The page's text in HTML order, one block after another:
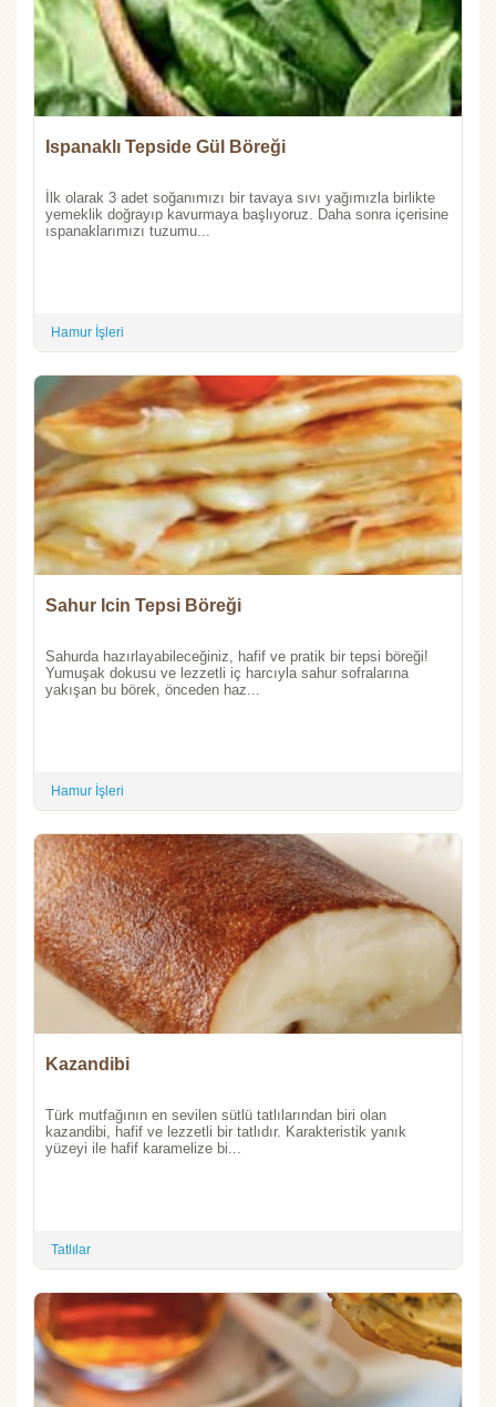
Ispanaklı Tepside Gül Böreği
İlk olarak 3 adet soğanımızı bir tavaya sıvı yağımızla birlikte
yemeklik doğrayıp kavurmaya başlıyoruz. Daha sonra içerisine
ıspanaklarımızı tuzumu...
Hamur İşleri
Sahur Icin Tepsi Böreği
Sahurda hazırlayabileceğiniz, hafif ve pratik bir tepsi böreği!
Yumuşak dokusu ve lezzetli iç harcıyla sahur sofralarına
yakışan bu börek, önceden haz...
Hamur İşleri
Kazandibi
Türk mutfağının en sevilen sütlü tatlılarından biri olan
kazandibi, hafif ve lezzetli bir tatlıdır. Karakteristik yanık
yüzeyi ile hafif karamelize bi...
Tatlılar